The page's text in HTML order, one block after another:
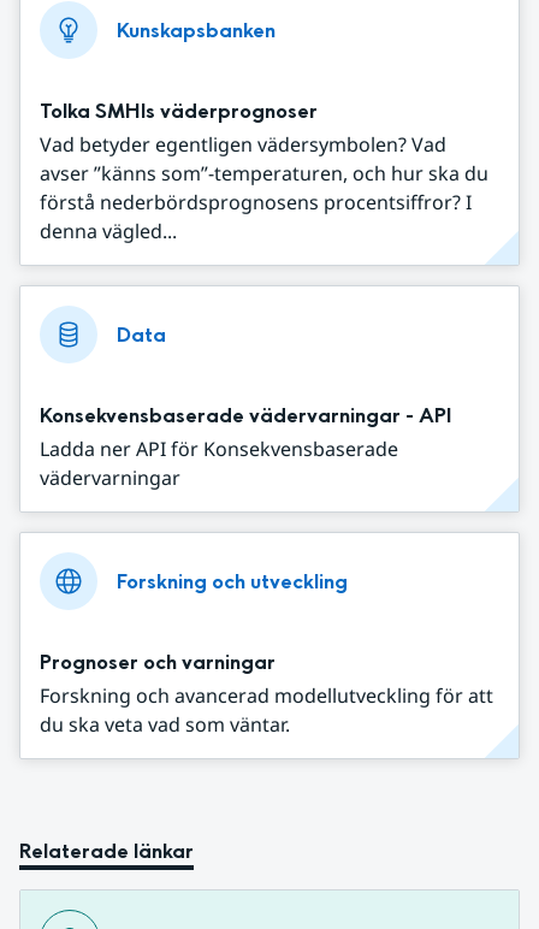
Kunskapsbanken
Tolka SMHIs väderprognoser
Vad betyder egentligen vädersymbolen? Vad
avser ”känns som”-temperaturen, och hur ska du
förstå nederbördsprognosens procentsiffror? I
denna vägled...
Data
Konsekvensbaserade vädervarningar - API
Ladda ner API för Konsekvensbaserade
vädervarningar
Forskning och utveckling
Prognoser och varningar
Forskning och avancerad modellutveckling för att
du ska veta vad som väntar.
Relaterade länkar